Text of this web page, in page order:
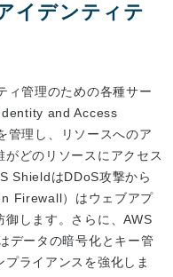
イデンティテ
ィ管理のための各種サー
and Access
管理し、リソースへのア
どのリソースにアクセス
ShieldはDDoS攻撃から
Firewall）はウェブアプ
御します。さらに、AWS
データの暗号化とキー管
ライアンスを強化しま